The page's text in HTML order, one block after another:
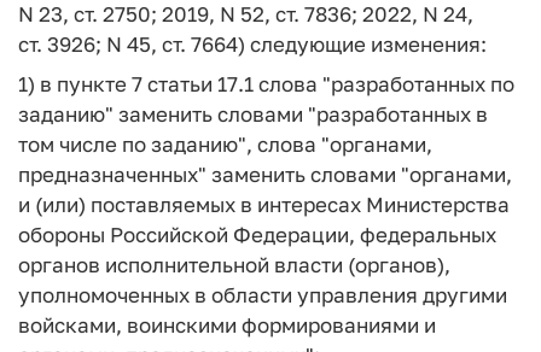
N 23, ст. 2750; 2019, N 52, ст. 7836; 2022, N 24,
ст. 3926; N 45, ст. 7664) следующие изменения:
1) в пункте 7 статьи 17.1 слова "разработанных по
заданию" заменить словами "разработанных в
том числе по заданию", слова "органами,
предназначенных" заменить словами "органами,
и (или) поставляемых в интересах Министерства
обороны Российской Федерации, федеральных
органов исполнительной власти (органов),
уполномоченных в области управления другими
войсками, воинскими формированиями и